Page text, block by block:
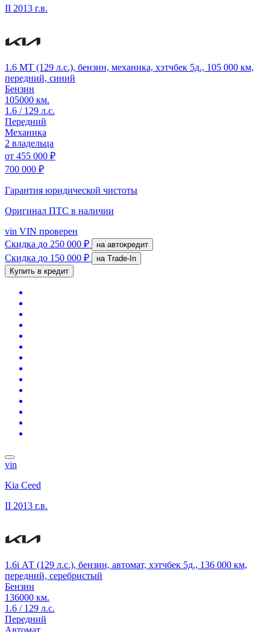
II 2013 г.в.
1.6 MT (129 л.с.), бензин, механика, хэтчбек 5д., 105 000 км,
передний, синий
Бензин
105000 км.
1.6 / 129 л.с.
Передний
Механика
2 владельца
от 455 000 ₽
700 000 ₽
Гарантия юридической чистоты
Оригинал ПТС в наличии
vin VIN проверен
Скидка до 250 000 ₽ на автокредит
Скидка до 150 000 ₽
на Trade-In
Купить в кредит
vin
Kia Ceed
II 2013 г.в.
1.6i АТ (129 л.с.), бензин, автомат, хэтчбек 5д., 136 000 км,
передний, серебристый
Бензин
136000 км.
1.6 / 129 л.с.
Передний
Автомат